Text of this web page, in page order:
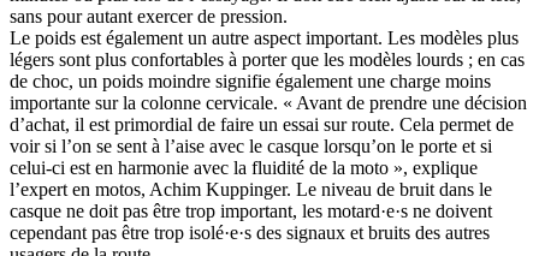
sans pour autant exercer de pression.
Le poids est également un autre aspect important. Les modèles plus
légers sont plus confortables à porter que les modèles lourds ; en cas
de choc, un poids moindre signifie également une charge moins
importante sur la colonne cervicale. « Avant de prendre une décision
d’achat, il est primordial de faire un essai sur route. Cela permet de
voir si l’on se sent à l’aise avec le casque lorsqu’on le porte et si
celui-ci est en harmonie avec la fluidité de la moto », explique
l’expert en motos, Achim Kuppinger. Le niveau de bruit dans le
casque ne doit pas être trop important, les motard·e·s ne doivent
cependant pas être trop isolé·e·s des signaux et bruits des autres